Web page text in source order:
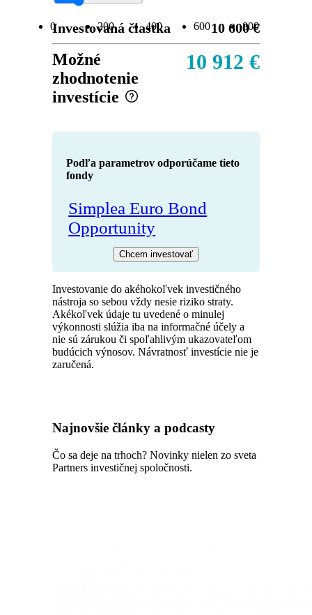
0 200 400 600 800
Investovaná čiastka 10 600 €
Možné
zhodnotenie
investície
10 912 €
Podľa parametrov odporúčame tieto
fondy
Simplea Euro Bond
Opportunity
Chcem investovať
Investovanie do akéhokoľvek investičného
nástroja so sebou vždy nesie riziko straty.
Akékoľvek údaje tu uvedené o minulej
výkonnosti slúžia iba na informačné účely a
nie sú zárukou či spoľahlivým ukazovateľom
budúcich výnosov. Návratnosť investície nie je
zaručená.
Najnovšie články a podcasty
Čo sa deje na trhoch? Novinky nielen zo sveta
Partners investičnej spoločnosti.